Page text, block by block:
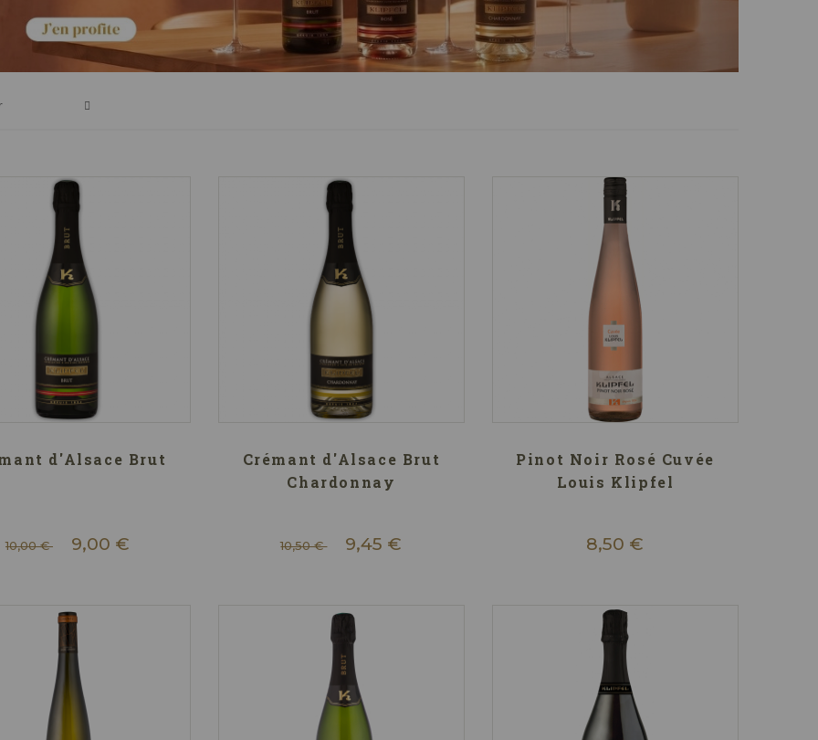
d'Alsace Brut
10,00 € 9,00 €
Crémant d'Alsace Brut
Chardonnay
10,50 € 9,45 €
Pinot Noir Rosé Cuvée
Louis Klipfel
8,50 €